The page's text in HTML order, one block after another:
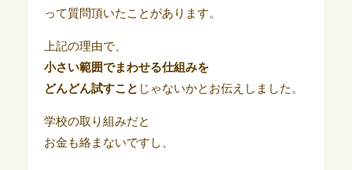
って質問頂いたことがあります。
上記の理由で、
小さい範囲でまわせる仕組みを
どんどん試すこと じゃないかとお伝えしました。
学校の取り組みだと
お金も絡まないですし、